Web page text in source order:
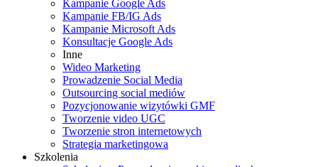
Kampanie Google Ads
Kampanie FB/IG Ads
Kampanie Microsoft Ads
Konsultacje Google Ads
Inne
Wideo Marketing
Prowadzenie Social Media
Outsourcing social mediów
Pozycjonowanie wizytówki GMF
Tworzenie video UGC
Tworzenie stron internetowych
Strategia marketingowa
Szkolenia